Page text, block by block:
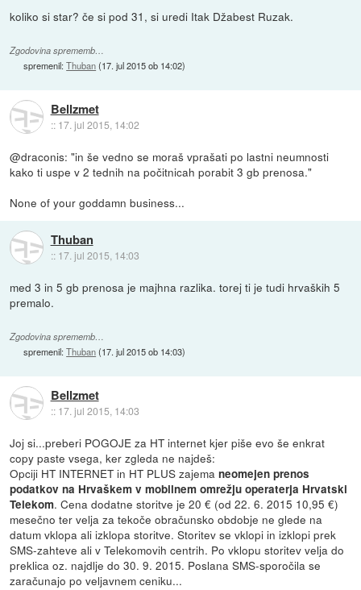
koliko si star? če si pod 31, si uredi Itak Džabest Ruzak.
Zgodovina sprememb…
spremenil:Thuban(17. jul 2015 ob 14:02)
Bellzmet
:: 17. jul 2015, 14:02
@draconis: "in še vedno se moraš vprašati po lastni neumnosti
kako ti uspe v 2 tednih na počitnicah porabit 3 gb prenosa."
None of your goddamn business...
Thuban
:: 17. jul 2015, 14:03
med 3 in 5 gb prenosa je majhna razlika. torej ti je tudi hrvaških 5
premalo.
Zgodovina sprememb…
spremenil:Thuban(17. jul 2015 ob 14:03)
Bellzmet
:: 17. jul 2015, 14:03
Joj si...preberi POGOJE za HT internet kjer piše evo še enkrat
copy paste vsega, ker zgleda ne najdeš:
Opciji HT INTERNET in HT PLUS zajemaneomejen prenos
podatkov na Hrvaškem v mobilnem omrežju operaterja Hrvatski
Telekom. Cena dodatne storitve je 20 € (od 22. 6. 2015 10,95 €)
mesečno ter velja za tekoče obračunsko obdobje ne glede na
datum vklopa ali izklopa storitve. Storitev se vklopi in izklopi prek
SMS-zahteve ali v Telekomovih centrih. Po vklopu storitev velja do
preklica oz. najdlje do 30. 9. 2015. Poslana SMS-sporočila se
zaračunajo po veljavnem ceniku...